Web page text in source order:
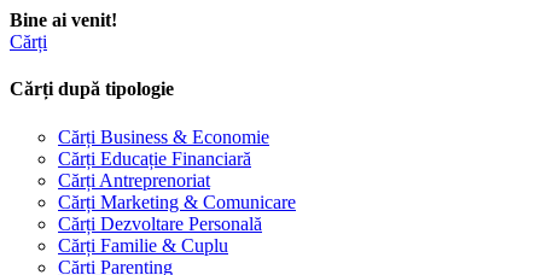
Bine ai venit!
Cărți
Cărți după tipologie
Cărți Business & Economie
Cărți Educație Financiară
Cărți Antreprenoriat
Cărți Marketing & Comunicare
Cărți Dezvoltare Personală
Cărți Familie & Cuplu
Cărți Parenting